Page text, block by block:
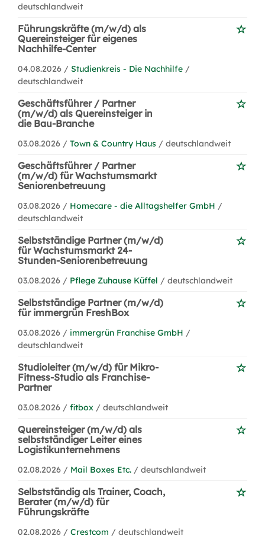
deutschlandweit
Führungskräfte (m/w/d) als
Quereinsteiger für eigenes
Nachhilfe-Center
04.08.2026 / Studienkreis - Die Nachhilfe /
deutschlandweit
Geschäftsführer / Partner
(m/w/d) als Quereinsteiger in
die Bau-Branche
03.08.2026 / Town & Country Haus / deutschlandweit
Geschäftsführer / Partner
(m/w/d) für Wachstumsmarkt
Seniorenbetreuung
03.08.2026 / Homecare - die Alltagshelfer GmbH /
deutschlandweit
Selbstständige Partner (m/w/d)
für Wachstumsmarkt 24-
Stunden-Seniorenbetreuung
03.08.2026 / Pflege Zuhause Küffel / deutschlandweit
Selbstständige Partner (m/w/d)
für immergrün FreshBox
03.08.2026 / immergrün Franchise GmbH /
deutschlandweit
Studioleiter (m/w/d) für Mikro-
Fitness-Studio als Franchise-
Partner
03.08.2026 / fitbox / deutschlandweit
Quereinsteiger (m/w/d) als
selbstständiger Leiter eines
Logistikunternehmens
02.08.2026 / Mail Boxes Etc. / deutschlandweit
Selbstständig als Trainer, Coach,
Berater (m/w/d) für
Führungskräfte
02.08.2026 / Crestcom / deutschlandweit